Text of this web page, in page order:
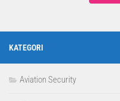
KATEGORI
Aviation Security